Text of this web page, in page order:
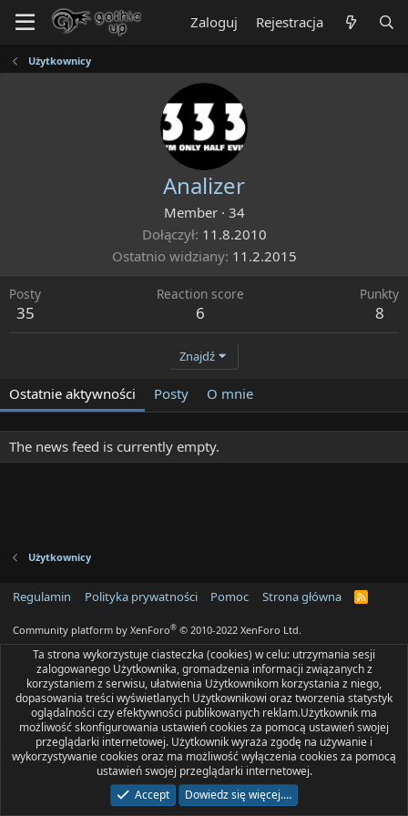
Zaloguj Rejestracja
Użytkownicy
Analizer
Member · 34
Dołączył 11.8.2010
Ostatnio widziany 11.2.2015
Posty
35
Reaction score
6
Punkty
8
Znajdź
Ostatnie aktywności Posty O mnie
The news feed is currently empty.
Użytkownicy
Regulamin Polityka prywatności Pomoc Strona główna
R
Community platform by XenForo® © 2010-2022 XenForo Ltd.
Ta strona wykorzystuje ciasteczka (cookies) w celu: utrzymania sesji
zalogowanego Użytkownika, gromadzenia informacji związanych z
korzystaniem z serwisu, ułatwienia Użytkownikom korzystania z niego,
dopasowania treści wyświetlanych Użytkownikowi oraz tworzenia statystyk
oglądalności czy efektywności publikowanych reklam.Użytkownik ma
możliwość skonfigurowania ustawień cookies za pomocą ustawień swojej
przeglądarki internetowej. Użytkownik wyraża zgodę na używanie i
wykorzystywanie cookies oraz ma możliwość wyłączenia cookies za pomocą
ustawień swojej przeglądarki internetowej.
Accept
Dowiedz się więcej.…